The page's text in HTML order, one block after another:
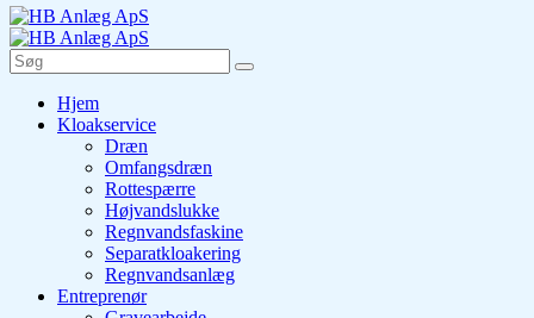
Hjem
Kloakservice
Dræn
Omfangsdræn
Rottespærre
Højvandslukke
Regnvandsfaskine
Separatkloakering
Regnvandsanlæg
Entreprenør